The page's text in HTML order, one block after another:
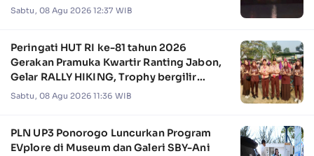
Sabtu, 08 Agu 2026 12:37 WIB
Peringati HUT RI ke-81 tahun 2026
Gerakan Pramuka Kwartir Ranting Jabon,
Gelar RALLY HIKING, Trophy bergilir
Camat Jabon
Sabtu, 08 Agu 2026 11:36 WIB
PLN UP3 Ponorogo Luncurkan Program
EVplore di Museum dan Galeri SBY-Ani